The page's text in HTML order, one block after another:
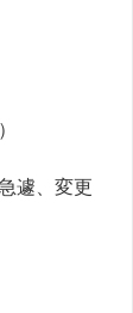
遽、変更